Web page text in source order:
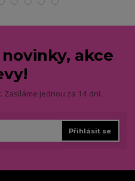
akce
Zasíláme jednou za 14 dní.
Přihlásit se